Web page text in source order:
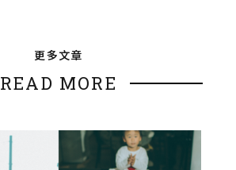
更多文章
READ MORE